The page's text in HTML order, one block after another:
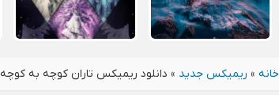
خانه » ریمیکس جدید » دانلود ریمیکس تاران کوچه به کوچه